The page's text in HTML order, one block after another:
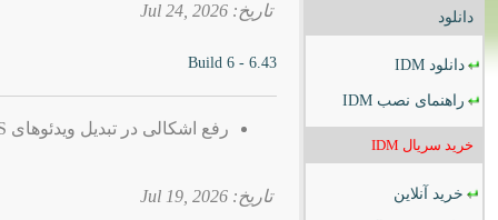
دانلود
دانلودIDM
راهنمای نصبIDM
خرید سریال IDM
خرید آنلاین
تاریخ: 2026 ,Jul 24
6.43 - Build 6
رفع اشکالی در تبدیل ویدئوهای TS به MP4
تاریخ: 2026 ,Jul 19